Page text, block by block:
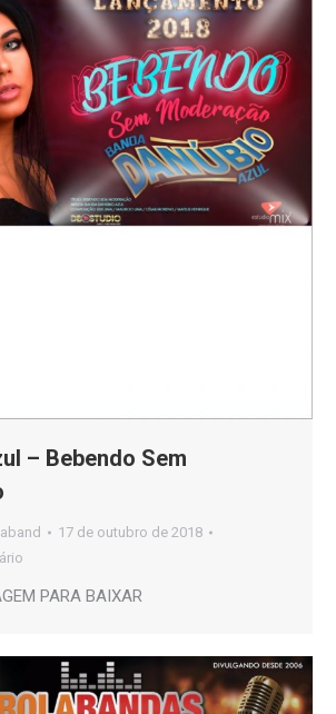
– Bebendo Sem
17 de outubro de 2018
PARA BAIXAR